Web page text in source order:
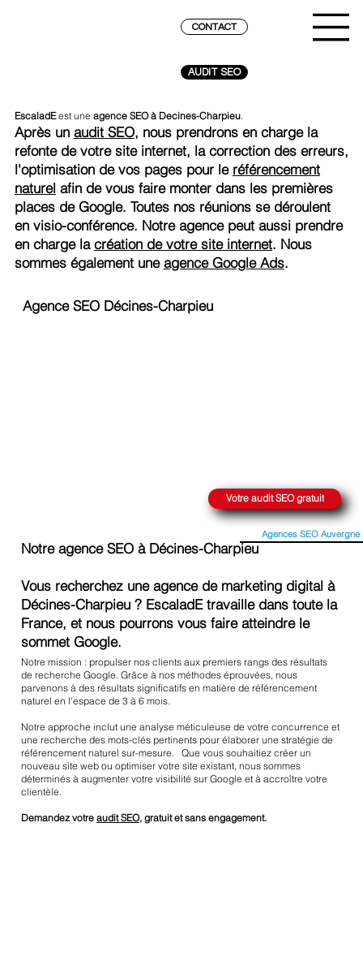
AUDIT SEO
CONTACT
Votre audit SEO gratuit
Agence SEO Décines-Charpieu
EscaladEest une agence SEO à Decines-Charpieu.
Après un audit SEO, nous prendrons en charge la
refonte de votre site internet, la correction des erreurs,
l'optimisation de vos pages pour le référencement
naturel afin de vous faire monter dans les premières
places de Google. Toutes nos réunions se déroulent
en visio-conférence. Notre agence peut aussi prendre
en charge lacréation de votre site internet. Nous
sommes également uneagence Google Ads.
Notre agence SEO à Décines-Charpieu
Vous recherchez une agence de marketing digital à
Décines-Charpieu ? EscaladE travaille dans toute la
France, et nous pourrons vous faire atteindre le
sommet Google.
Notre mission : propulser nos clients aux premiers rangs des résultats
de recherche Google. Grâce à nos méthodes éprouvées, nous
parvenons à des résultats significatifs en matière de référencement
naturel en l'espace de 3 à 6 mois.
Notre approche inclut une analyse méticuleuse de votre concurrence et
une recherche des mots-clés pertinents pour élaborer une stratégie de
référencement naturel sur-mesure. Que vous souhaitiez créer un
nouveau site web ou optimiser votre site existant, nous sommes
déterminés à augmenter votre visibilité sur Google et à accroître votre
clientèle.
Demandez votre audit SEO, gratuit et sans engagement.
Agences SEO Auvergne